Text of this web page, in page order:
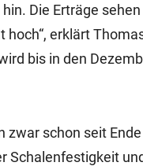
Die Erträge
erklärt
bis in den
schon seit
Schalenfestigkeit